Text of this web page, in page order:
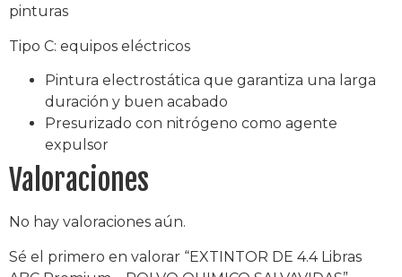
pinturas
Tipo C: equipos eléctricos
Pintura electrostática que garantiza una larga
duración y buen acabado
Presurizado con nitrógeno como agente
expulsor
Valoraciones
No hay valoraciones aún.
Sé el primero en valorar “EXTINTOR DE 4.4 Libras